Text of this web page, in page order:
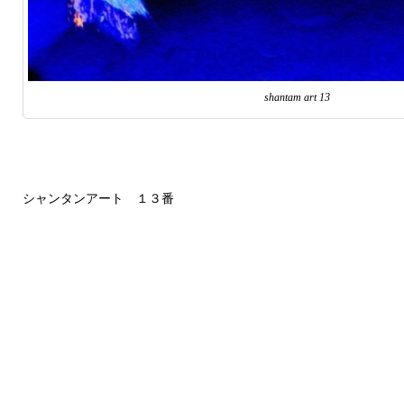
shantam art 13
シャンタンアート １３番